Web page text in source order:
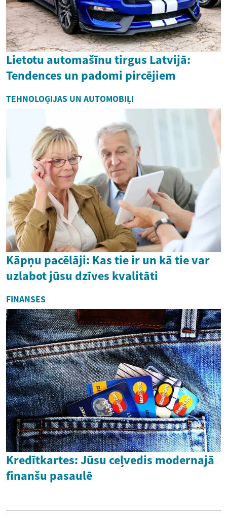
Lietotu automašīnu tirgus Latvijā:
Tendences un padomi pircējiem
TEHNOLOĢIJAS UN AUTOMOBIĻI
Kāpņu pacēlāji: Kas tie ir un kā tie var
uzlabot jūsu dzīves kvalitāti
FINANSES
Kredītkartes: Jūsu ceļvedis modernajā
finanšu pasaulē